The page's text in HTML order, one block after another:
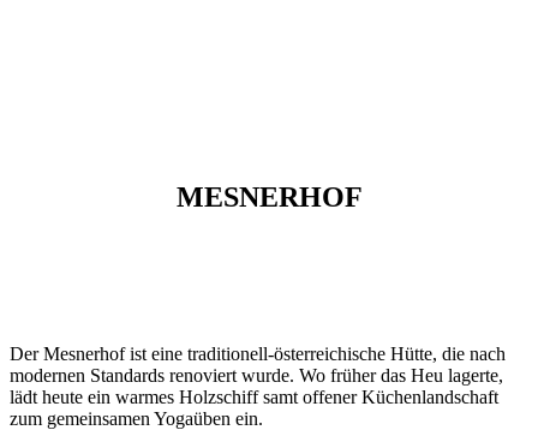
MESNERHOF
Der Mesnerhof ist eine traditionell-österreichische Hütte, die nach
modernen Standards renoviert wurde. Wo früher das Heu lagerte,
lädt heute ein warmes Holzschiff samt offener Küchenlandschaft
zum gemeinsamen Yogaüben ein.